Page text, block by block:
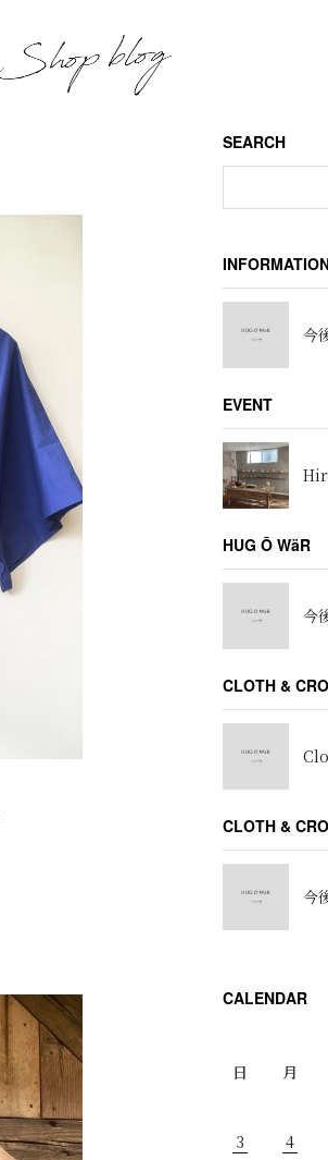
SEARCH
今
EVENT
HUG Ō WäR
今
CLOTH &
CLOTH &
今
CALENDAR
日
月
3
4